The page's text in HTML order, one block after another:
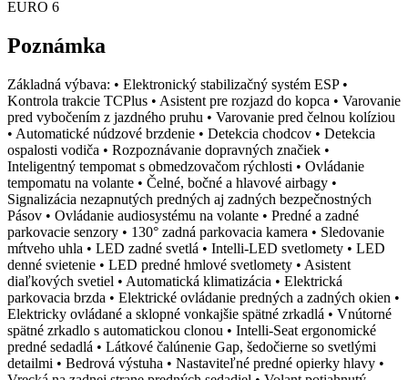
EURO 6
Poznámka
Základná výbava: • Elektronický stabilizačný systém ESP •
Kontrola trakcie TCPlus • Asistent pre rozjazd do kopca • Varovanie
pred vybočením z jazdného pruhu • Varovanie pred čelnou kolíziou
• Automatické núdzové brzdenie • Detekcia chodcov • Detekcia
ospalosti vodiča • Rozpoznávanie dopravných značiek •
Inteligentný tempomat s obmedzovačom rýchlosti • Ovládanie
tempomatu na volante • Čelné, bočné a hlavové airbagy •
Signalizácia nezapnutých predných aj zadných bezpečnostných
Pásov • Ovládanie audiosystému na volante • Predné a zadné
parkovacie senzory • 130° zadná parkovacia kamera • Sledovanie
mŕtveho uhla • LED zadné svetlá • Intelli-LED svetlomety • LED
denné svietenie • LED predné hmlové svetlomety • Asistent
diaľkových svetiel • Automatická klimatizácia • Elektrická
parkovacia brzda • Elektrické ovládanie predných a zadných okien •
Elektricky ovládané a sklopné vonkajšie spätné zrkadlá • Vnútorné
spätné zrkadlo s automatickou clonou • Intelli-Seat ergonomické
predné sedadlá • Látkové čalúnenie Gap, šedočierne so svetlými
detailmi • Bedrová výstuha • Nastaviteľné predné opierky hlavy •